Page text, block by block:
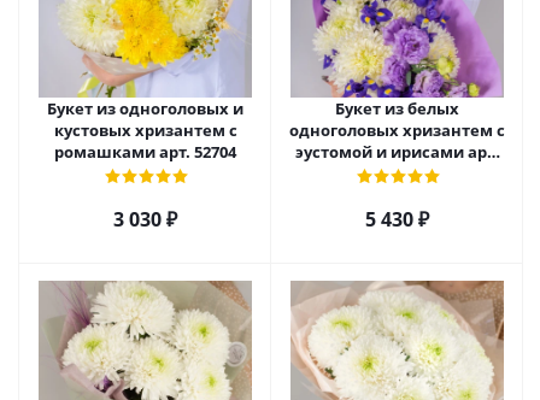
Букет из одноголовых и
кустовых хризантем с
ромашками арт. 52704
3 030₽
Букет из белых
одноголовых хризантем с
эустомой и ирисами арт.
52705
5 430₽